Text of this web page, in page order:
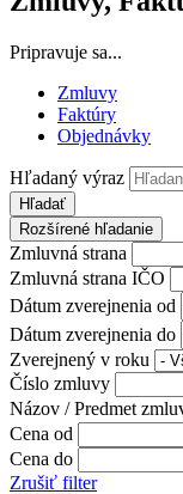
Pripravuje sa...
Zmluvy
Faktúry
Objednávky
Hľadaný výraz
Hľadať
Rozšírené hľadanie
Zmluvná strana
Zmluvná strana IČO
Dátum zverejnenia od
Dátum zverejnenia do
Zverejnený v roku
Číslo zmluvy
Názov / Predmet
Cena od
Cena do
Zrušiť filter